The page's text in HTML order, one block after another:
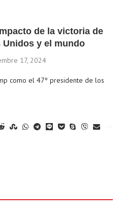
de la victoria de
Unidos y el mundo
17, 2024
como el 47º presidente de los